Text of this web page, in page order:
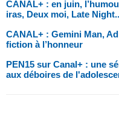
CANAL+ : en juin,
iras, Deux moi, Late
CANAL+ : Gemini Man,
fiction à l’honneur
PEN15 sur Canal+ : une
aux déboires de